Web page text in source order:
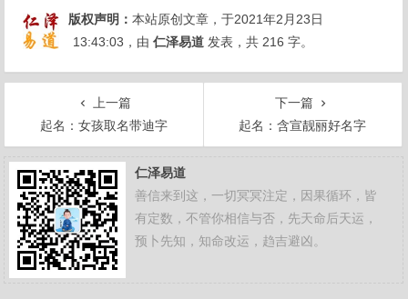
版权声明：本站原创文章，于2021年2月23日
13:43:03 ，由仁泽易道 发表，共 216 字。
上一篇
起名：女孩取名带迪字
下一篇
起名：含宣靓丽好名字
仁泽易道
善信来到这，一切冥冥注定，因果循环，皆
有定数，不管你相信与否，先天命后天运，
预卜先知，知命改运，趋吉避凶。